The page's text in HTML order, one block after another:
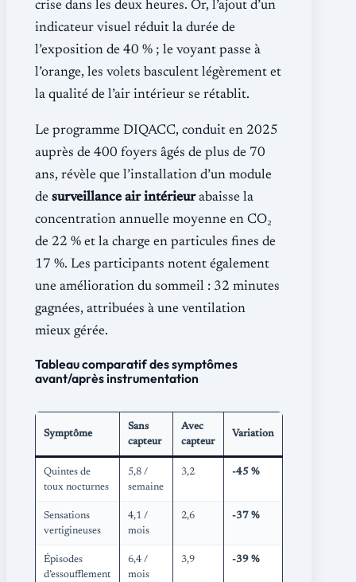
crise dans les deux heures. Or, l’ajout d’un
indicateur visuel réduit la durée de
l’exposition de 40 % ; le voyant passe à
l’orange, les volets basculent légèrement et
la qualité de l’air intérieur se rétablit.
Le programme DIQACC, conduit en 2025
auprès de 400 foyers âgés de plus de 70
ans, révèle que l’installation d’un module
de surveillance air intérieurabaisse la
concentration annuelle moyenne en CO₂
de 22 % et la charge en particules fines de
17 %. Les participants notent également
une amélioration du sommeil : 32 minutes
gagnées, attribuées à une ventilation
mieux gérée.
Tableau comparatif des symptômes
avant/après instrumentation
Symptôme
Sans
capteur
Avec
capteur
Variation
Quintes de
toux nocturnes
5,8 /
semaine
3,2 -45 %
Sensations
vertigineuses
4,1 /
mois
2,6 -37 %
Épisodes
d’essoufflement
6,4 /
mois
3,9 -39 %